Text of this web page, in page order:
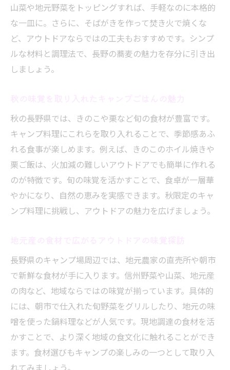
山菜や地元野菜をトッピングすれば、手軽なのに本格的
な一皿に。さらに、そばがきを作って焚き火で焼くな
ど、アウトドアならではの工夫もおすすめです。シンプ
ルな材料と調理法で、長野の蕎麦の魅力を存分に引き出
しましょう。
秋の長野県では、きのこや栗など旬の食材が豊富です。
キャンプ料理にこれらを取り入れることで、季節感あふ
れる食事が楽しめます。例えば、きのこのホイル焼きや
栗ご飯は、火加減の難しいアウトドアでも簡単に作れる
のが特徴です。旬の味覚を活かすことで、食卓が一層華
やかになり、自然の恵みを実感できます。秋限定のキャ
ンプ料理に挑戦し、アウトドアの魅力を広げましょう。
長野県のキャンプ場周辺では、地元農家の直売所や朝市
で新鮮な食材が手に入ります。信州野菜や山菜、地元産
の肉など、地域ならではの味覚が揃っています。具体的
には、朝市で仕入れた旬野菜をグリルしたり、地元の味
噌を使った鍋料理などが人気です。現地調達の食材を活
かすことで、より深く地域の食文化に触れることができ
ます。食材選びもキャンプの楽しみの一つとして取り入
れてみましょう。